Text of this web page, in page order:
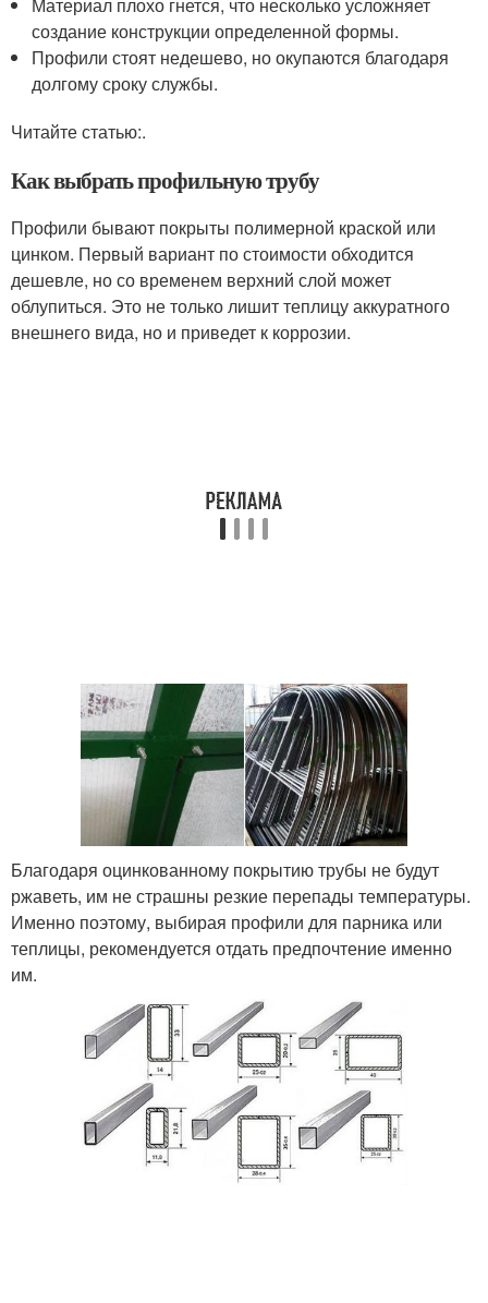
создание конструкции определенной формы.
Профили стоят недешево, но окупаются благодаря
долгому сроку службы.
Читайте статью:.
Как выбрать профильную трубу
Профили бывают покрыты полимерной краской или
цинком. Первый вариант по стоимости обходится
дешевле, но со временем верхний слой может
облупиться. Это не только лишит теплицу аккуратного
внешнего вида, но и приведет к коррозии.
Благодаря оцинкованному покрытию трубы не будут
ржаветь, им не страшны резкие перепады температуры.
Именно поэтому, выбирая профили для парника или
теплицы, рекомендуется отдать предпочтение именно
им.